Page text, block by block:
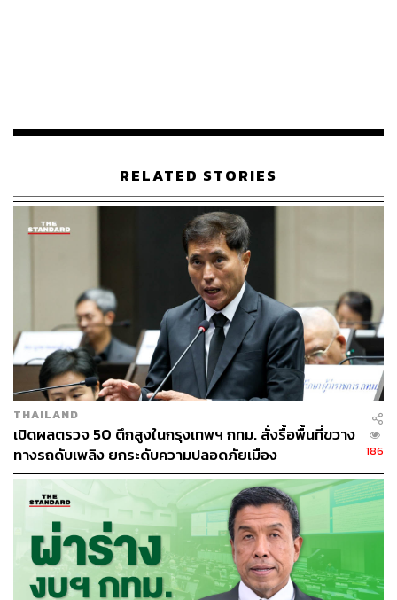
หลังจากนี้ กทม. จะส่งหน่วยแพทย์ไปตรวจร่างกายพนักงาน
โรงงานจำนวน 10 คนในโรงงานใกล้เคียง และตรวจสอบเจ้า
หน้าที่ฝ่ายรักษาความสะอาดของ กทม. ด้วย เนื่องจากมีโรง
จอดรถของ กทม. ตั้งอยู่ใกล้กับโรงงานดังกล่าว รวมถึง
ประสานกรมอนามัยเพื่อให้ตรวจสอบการปนเปื้อนในดินระยะ
500 เมตร
ทวิดากล่าวต่อว่า ผลตรวจแหล่งน้ำบริเวณโรงงานทั้งด้านใน
ด้านนอก และน้ำที่ปล่อยจากโรงงาน เบื้องต้นยังไม่พบการปน
เปื้อน ส่วนผลการตรวจดินในบริเวณที่จัดเก็บสารและรัศมี
200 เมตรรอบโรงงานคาดว่าจะทราบในเย็นวันนี้
TAGS: แคดเมียม (Cadmium)
ชัชชาติ สิทธิพันธุ์
กรุงเทพมหานคร
บางซื่อ
RELATED STORIES
THAILAND
เปิดผลตรวจ 50 ตึกสูงในกรุงเทพฯ กทม. สั่งรื้อพื้นที่ขวาง
ทางรถดับเพลิง ยกระดับความปลอดภัยเมือง
186